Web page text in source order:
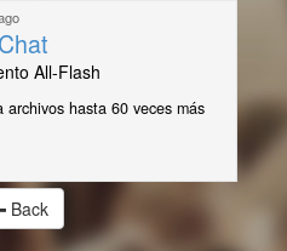
All-Flash
hasta 60 veces más
Back